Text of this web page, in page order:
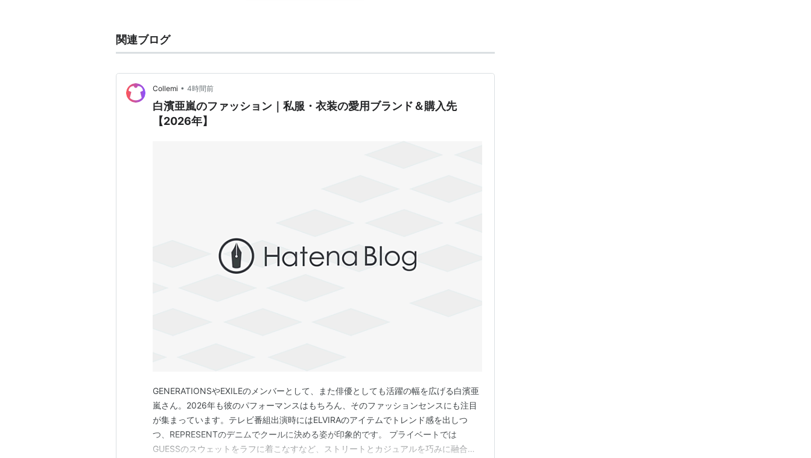
*1:http://headlines.yahoo.co.jp/hl?a=20130131-00000336-oric-ent
関連ブログ
Collemi • 4時間前
白濱亜嵐のファッション｜私服・衣装の愛用ブランド＆購入先
【2026年】
GENERATIONSやEXILEのメンバーとして、また俳優としても活躍の幅を広げる白濱亜
嵐さん。2026年も彼のパフォーマンスはもちろん、そのファッションセンスにも注目
が集まっています。テレビ番組出演時にはELVIRAのアイテムでトレンド感を出しつ
つ、REPRESENTのデニムでクールに決める姿が印象的です。 プライベートでは
GUESSのスウェットをラフに着こなすなど、ストリートとカジュアルを巧みに融合さ